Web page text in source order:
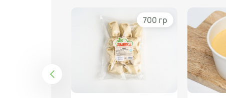
700 гр